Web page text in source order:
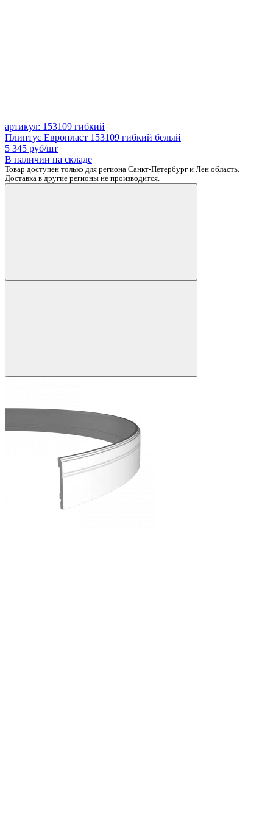
артикул: 153109 гибкий
Плинтус Европласт 153109 гибкий белый
5 345 руб/шт
В наличии на складе
Товар доступен только для региона Санкт-Петербург и Лен область.
Доставка в другие регионы не производится.